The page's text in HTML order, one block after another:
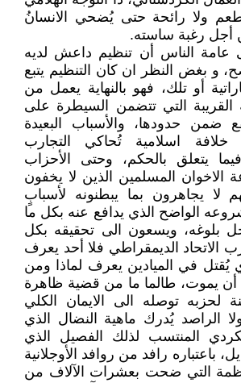
ولا رائحة حتى يُضحي الانسانُ
أجل رغبة ساسته.
عامة الناس أن تنظيم داعش لديه
و بغض النظر ان كان التنظيم يتبع
أو تلك، فهو بالنهاية يعمل من
القريبة التي تتضمن السيطرة على
ضمن حدودها، والأسباب البعيدة
خلافة اسلامية تُحاكي التجارب
فيما يتعلق بالحكم، وحتى الأحزاب
الاخوان المسلمين الذين لا يخفون
لا يجاهرون بما يبطنونه لأسبابٍ
الواضح الذي يدافع عنه بكل ما
بلوغه، ويسعون الى تحقيقه بكل
الاتحاد الديمقراطي فلا أحد يعرف
يُقتل في الميادين يعرف لماذا ومن
أن يموت، طالما ما من قضية ظاهرة
لحزبه توصله الى الايمان الكلي
الراصد يُدرك ماهية النضال الذي
المنتسب لذلك الفصيل الذي
باعتباره رافد من روافد الأوجلانية
التي ضحت بعشرات الآلاف من